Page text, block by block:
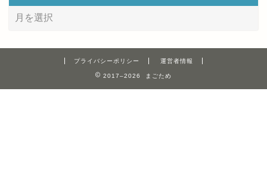
プライバシーポリシー 運営者情報
2017–2026 まごため